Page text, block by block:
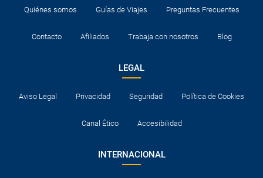
Quiénes somos Guías de Viajes Preguntas Frecuentes
Contacto Afiliados Trabaja con nosotros Blog
LEGAL
Aviso Legal Privacidad Seguridad Política de Cookies
Canal Ético Accesibilidad
INTERNACIONAL